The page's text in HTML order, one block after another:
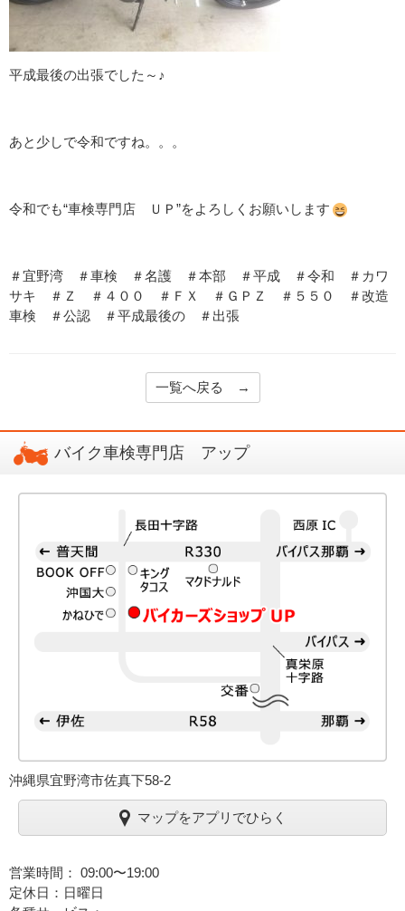
平成最後の出張でした～♪
あと少しで令和ですね。。。
令和でも“車検専門店 ＵＰ”をよろしくお願いします
＃宜野湾 ＃車検 ＃名護 ＃本部 ＃平成 ＃令和 ＃カワ
サキ ＃Ｚ ＃４００ ＃ＦＸ ＃ＧＰＺ ＃５５０ ＃改造
車検 ＃公認 ＃平成最後の ＃出張
一覧へ戻る →
バイク車検専門店 アップ
沖縄県宜野湾市佐真下58-2
マップをアプリでひらく
営業時間： 09:00〜19:00
定休日：日曜日